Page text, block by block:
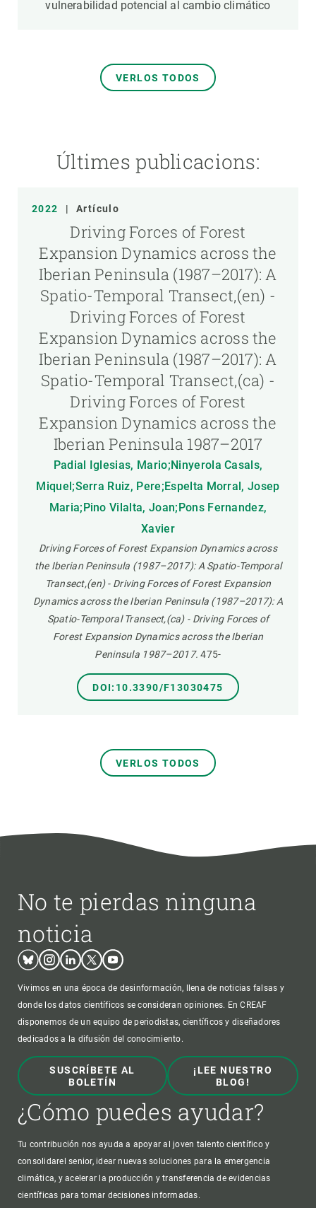
vulnerabilidad potencial al cambio climático
VERLOS TODOS
Últimes publicacions:
2022 | Artículo
Driving Forces of Forest
Expansion Dynamics across the
Iberian Peninsula (1987–2017): A
Spatio-Temporal Transect,(en) -
Driving Forces of Forest
Expansion Dynamics across the
Iberian Peninsula (1987–2017): A
Spatio-Temporal Transect,(ca) -
Driving Forces of Forest
Expansion Dynamics across the
Iberian Peninsula 1987–2017
Padial Iglesias, Mario;Ninyerola Casals,
Miquel;Serra Ruiz, Pere;Espelta Morral, Josep
Maria;Pino Vilalta, Joan;Pons Fernandez,
Xavier
Driving Forces of Forest Expansion Dynamics across
the Iberian Peninsula (1987–2017): A Spatio-Temporal
Transect,(en) - Driving Forces of Forest Expansion
Dynamics across the Iberian Peninsula (1987–2017): A
Spatio-Temporal Transect,(ca) - Driving Forces of
Forest Expansion Dynamics across the Iberian
Peninsula 1987–2017. 475-
DOI:10.3390/F13030475
VERLOS TODOS
No te pierdas ninguna
noticia
BlueskyInstagram
LinkedinTwitterYoutube
Vivimos en una época de desinformación, llena de noticias falsas y
donde los datos científicos se consideran opiniones. En CREAF
disponemos de un equipo de periodistas, científicos y diseñadores
dedicados a la difusión del conocimiento.
SUSCRÍBETE AL
BOLETÍN
¡LEE NUESTRO
BLOG!
¿Cómo puedes ayudar?
Tu contribución nos ayuda a apoyar al joven talento científico y
consolidarel senior, idear nuevas soluciones para la emergencia
climática, y acelerar la producción y transferencia de evidencias
científicas para tomar decisiones informadas.